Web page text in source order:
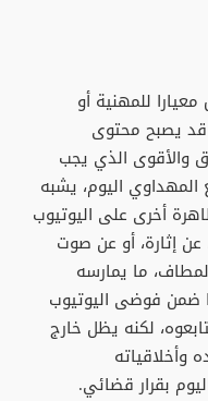
للمهنية أو
قد يصبح محتوى
والأقوى الذي يجب
المهداوي اليوم، يشبه
أخرى على اليوتيوب
إثارة، أو عن صوت
ما يمارسه
ضمن فوضى اليوتيوب
لكنه يظل خارج
وأخلاقياته
بقرار قضائي.